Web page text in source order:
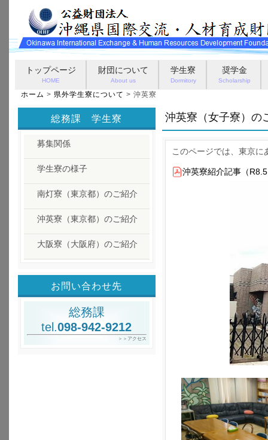
トップページ
HOME
財団について
About us
学生寮
Dormitory
奨学金
Scholarship
ホーム > 県外学生寮について > 沖英寮
沖英寮（女子寮）の
このページでは、東京
沖英寮紹介記事（
総務課 学生寮
募集関係
学生寮の様子
南灯寮（東京都）のご紹介
沖英寮（東京都）のご紹介
大阪寮（大阪府）のご紹介
お問い合わせ先
総務課
tel.098-942-9212
＞＞アクセス